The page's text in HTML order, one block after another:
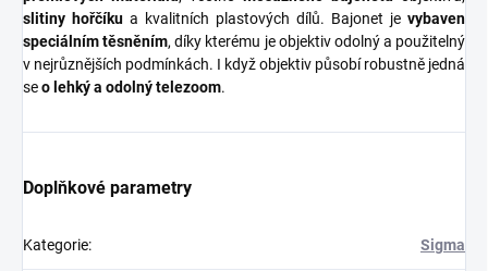
slitiny hořčíku a kvalitních plastových dílů. Bajonet je vybaven
speciálním těsněním, díky kterému je objektiv odolný a použitelný
v nejrůznějších podmínkách. I když objektiv působí robustně jedná
seo lehký a odolný telezoom.
Doplňkové parametry
Kategorie: Sigma